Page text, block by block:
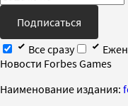
Подписаться
Все сразу
Новости Forbes Games
Наименование издания: